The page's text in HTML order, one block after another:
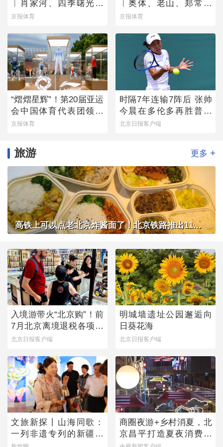
︱肖家河、四季曙光赛
区
京报体育
︱奥体、老山、郑常庄
赛区静候百队杯开幕
京报体育
“熠熠星辉”！第20届亚运
会中国体育代表团领奖
装备发布
京报体育
时隔7年连输7阵后 张帅
今晨在多伦多再胜普丁
塞娃
北京日报客户端
旅游 更多 +
高铁上可以点老北京炸酱面了！北京铁路推出11款新品高铁餐
入境游带火“北京购”！前
7月北京离境退税各项数
据均创新高
北京日报客户端
明城墙遗址公园邂逅向
日葵花海
北京日报客户端
文旅新探丨山海同歌：
一列非遗专列的新疆旅
程
商圈夜游+乡村消夏，北
京昌平打造夏夜消费新
图景